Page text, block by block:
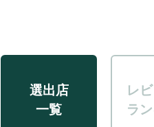
選出店
一覧
レ
ラ